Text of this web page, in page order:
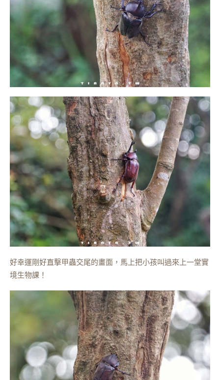
好幸運剛好直擊甲蟲交尾的畫面，馬上把小孩叫過來上一堂實
境生物課！